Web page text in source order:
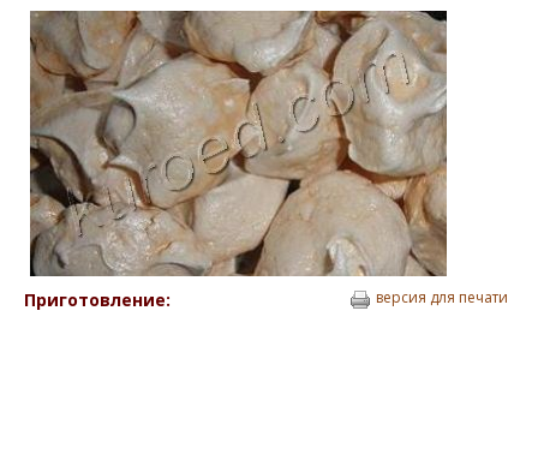
Приготовление: версия для печати